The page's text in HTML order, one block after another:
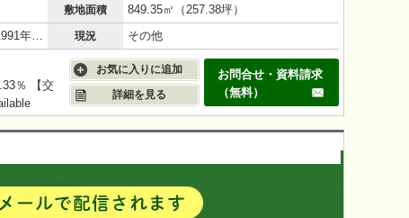
敷地面積 849.35㎡（257.38坪）
鉄筋コンクリート（RC造）/35年(1991年1月) 現況 その他
【交
お気に入りに追加
詳細を見る
お問合せ・資料請求
（無料）